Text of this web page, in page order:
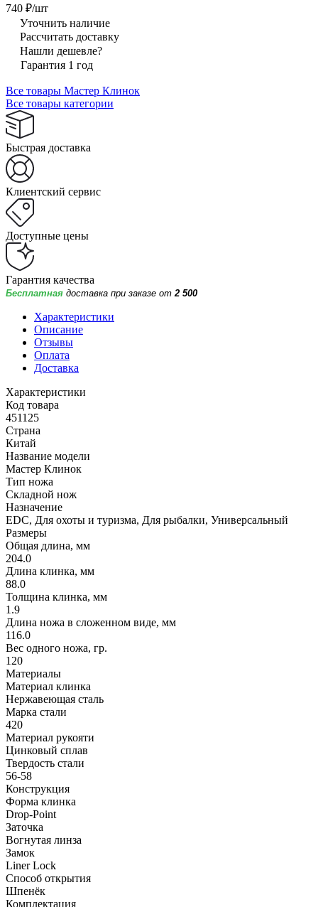
740 ₽/шт
Уточнить наличие
Рассчитать доставку
Нашли дешевле?
Гарантия 1 год
Все товары Мастер Клинок
Все товары категории
Быстрая доставка
Клиентский сервис
Доступные цены
Гарантия качества
Бесплатная доставка при заказе от 2 500
Характеристики
Описание
Отзывы
Оплата
Доставка
Характеристики
Код товара
451125
Страна
Китай
Название модели
Мастер Клинок
Тип ножа
Складной нож
Назначение
EDC, Для охоты и туризма, Для рыбалки, Универсальный
Размеры
Общая длина, мм
204.0
Длина клинка, мм
88.0
Толщина клинка, мм
1.9
Длина ножа в сложенном виде, мм
116.0
Вес одного ножа, гр.
120
Материалы
Материал клинка
Нержавеющая сталь
Марка стали
420
Материал рукояти
Цинковый сплав
Твердость стали
56-58
Конструкция
Форма клинка
Drop-Point
Заточка
Вогнутая линза
Замок
Liner Lock
Способ открытия
Шпенёк
Комплектация